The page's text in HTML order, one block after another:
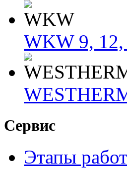
WKW 9, 12,
Сервис
Этапы работ